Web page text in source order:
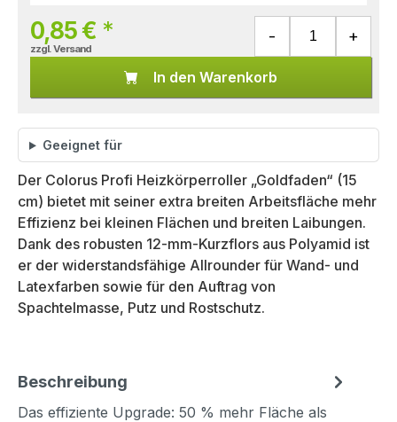
0,85 € *
zzgl. Versand
In den Warenkorb
Geeignet für
Der Colorus Profi Heizkörperroller „Goldfaden“ (15
cm) bietet mit seiner extra breiten Arbeitsfläche mehr
Effizienz bei kleinen Flächen und breiten Laibungen.
Dank des robusten 12-mm-Kurzflors aus Polyamid ist
er der widerstandsfähige Allrounder für Wand- und
Latexfarben sowie für den Auftrag von
Spachtelmasse, Putz und Rostschutz.
Beschreibung
Das effiziente Upgrade: 50 % mehr Fläche als